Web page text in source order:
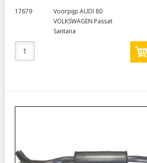
17679
Voorpijp AUDI 80
VOLKSWAGEN Passat
Santana